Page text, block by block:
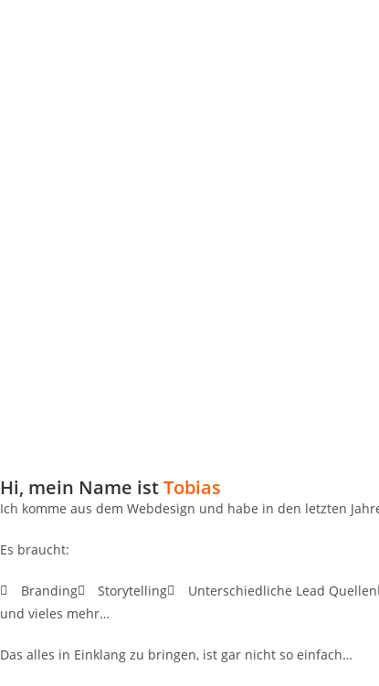
Hi, mein Name istTobias
Ich komme aus dem Webdesign und habe in den letzten
Es braucht:
Branding Storytelling Unterschiedliche Lead Quellen
und vieles mehr…
Das alles in Einklang zu bringen, ist gar nicht so einfach…